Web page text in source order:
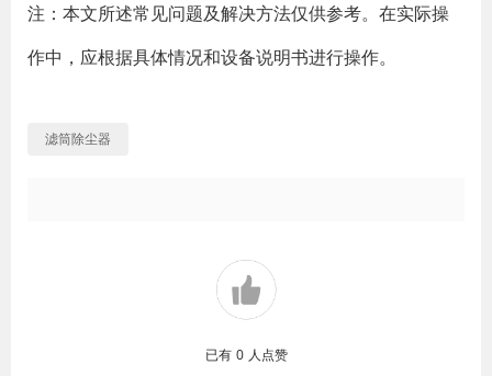
注：本文所述常见问题及解决方法仅供参考。在实际操
作中，应根据具体情况和设备说明书进行操作。
滤筒除尘器
已有 0 人点赞